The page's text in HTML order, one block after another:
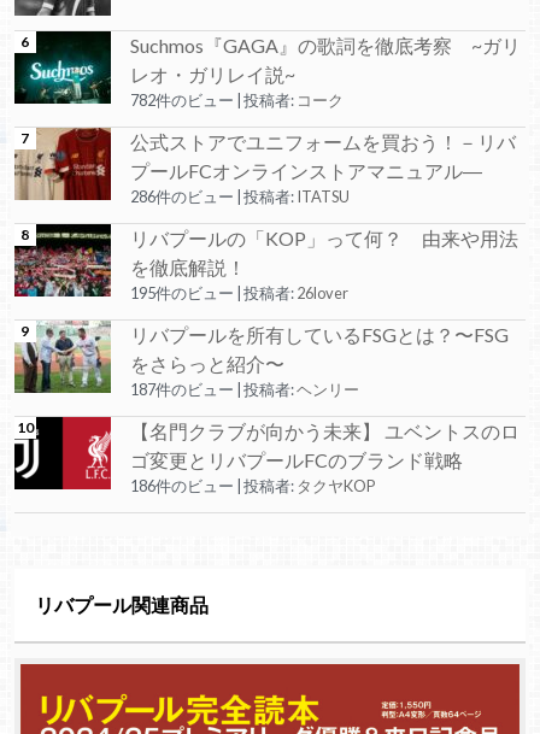
Suchmos『GAGA』の歌詞を徹底考察 ~ガリ
レオ・ガリレイ説~
782件のビュー 投稿者: コーク
公式ストアでユニフォームを買おう！－リバ
プールFCオンラインストアマニュアル―
286件のビュー 投稿者:ITATSU
リバプールの「KOP」って何？ 由来や用法
を徹底解説！
195件のビュー 投稿者:26lover
リバプールを所有しているFSGとは？〜FSG
をさらっと紹介〜
187件のビュー 投稿者:ヘンリー
【名門クラブが向かう未来】 ユベントスのロ
ゴ変更とリバプールFCのブランド戦略
186件のビュー 投稿者: タクヤKOP
リバプール関連商品